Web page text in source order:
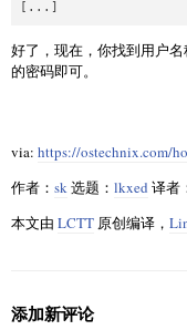
好了，现在，你找到用户
的密码即可。
via: https://ostechnix.com/
作者： sk选题： lkxed 译者
本文由 LCTT 原创编译，
添加新评论